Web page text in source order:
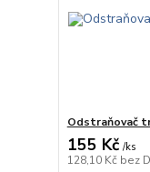
Odstraňovač
155 Kč /ks
128,10 Kč bez